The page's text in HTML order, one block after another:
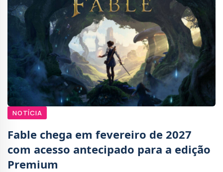
NOTÍCIA
Fable chega em fevereiro de 2027
com acesso antecipado para a edição
Premium